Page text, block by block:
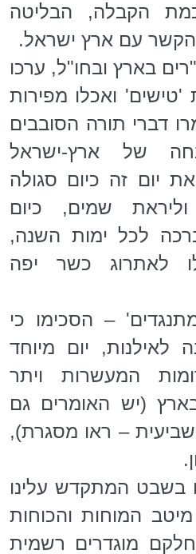
הקבלה, הבליטה
הקשר עם ארץ ישראל.
בארץ ובחו"ל, ערכו
ואכלו מפירות
דברי תורה הסובבים
של ארץ-ישראל
יום זה כיום סגולה
שמים, כיום
לכל ימות השנה,
לאתרוג כשר יפה
– הסכימו כי
יום מיוחד
המעשרות ויתר
(יש האומרים גם
– ראו מסגרת),
בשבט המתקדש עלינו
המוחות והכוחות
מוגדרים רשמית